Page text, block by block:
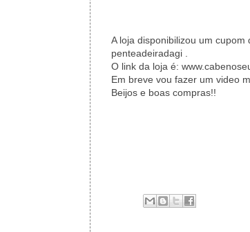
A loja disponibilizou um
penteadeiradagi .
O link da loja é:
Em breve vou fazer um video
Beijos e boas compras!!